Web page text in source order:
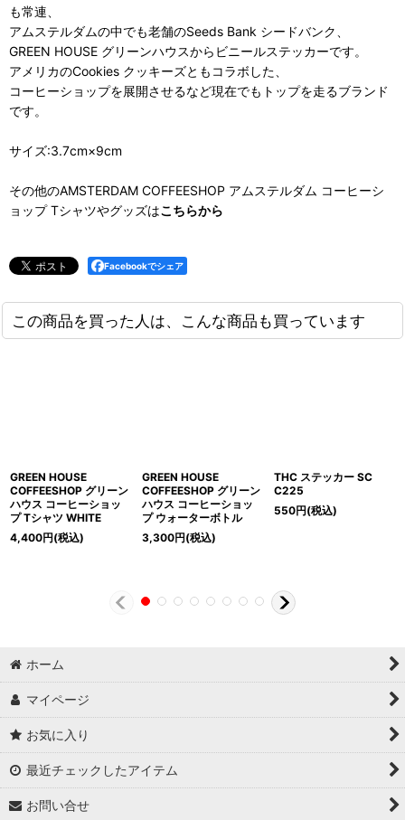
も常連、
アムステルダムの中でも老舗のSeeds Bank シードバンク、
GREEN HOUSE グリーンハウスからビニールステッカーです。
アメリカのCookies クッキーズともコラボした、
コーヒーショップを展開させるなど現在でもトップを走るブランド
です。
サイズ:3.7cm×9cm
その他のAMSTERDAM COFFEESHOP アムステルダム コーヒーシ
ョップ Tシャツやグッズはこちらから
Facebookでシェア
この商品を買った人は、こんな商品も買っています
GREEN HOUSE
COFFEESHOP グリーン
ハウス コーヒーショッ
プ Tシャツ WHITE
4,400円(税込)
GREEN HOUSE
COFFEESHOP グリーン
ハウス コーヒーショッ
プ ウォーターボトル
3,300円(税込)
THC ステッカー SC
C225
550円(税込)
ホーム
マイページ
お気に入り
最近チェックしたアイテム
お問い合せ